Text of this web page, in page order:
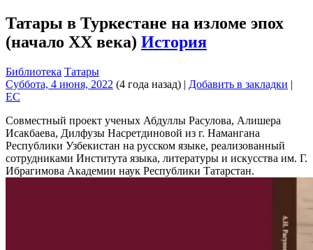
Татары в Туркестане на изломе эпох
(начало ХХ века) История
Библиотека Татары
Суббота, 4 июня, 2022 (4 года назад) | Добавить в закладки |
EC
Совместный проект ученых Абдуллы Расулова, Алишера
Исакбаева, Дилфузы Насретдиновой из г. Намангана
Республики Узбекистан на русском языке, реализованный
сотрудниками Института языка, литературы и искусства им. Г.
Ибрагимова Академии наук Республики Татарстан.